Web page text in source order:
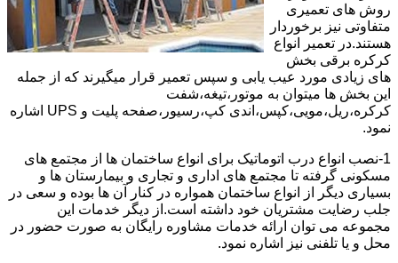
روش های تعمیری
متفاوتی نیز برخوردار
هستند.در تعمیر انواع
کرکره برقی بخش
های زیادی مورد عیب یابی و سپس تعمیر قرار میگیرند که از جمله
این بخش ها میتوان به موتور،تیغه،شفت
کرکره،ریل،مویی،کپس،اندی کپ،رسیور،صفحه پلیت و UPS اشاره
نمود.
1-نصب انواع درب اتوماتیک برای انواع ساختمان ها از مجتمع های
مسکونی گرفته تا مجتمع های اداری و تجاری و بیمارستان ها و
بسیاری دیگر از انواع ساختمان همواره در کنار آن ها بوده و سعی در
جلب رضایت مشتریان خود داشته است.از دیگر خدمات این
مجموعه می توان ارائه خدمات مشاوره رایگان به صورت حضور در
محل و یا تلفنی نیز اشاره نمود.